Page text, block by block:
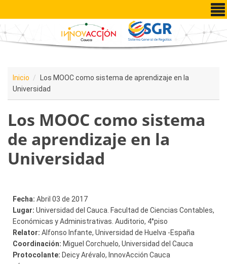
Pasar al contenido principal
Inicio
Los MOOC como sistema de aprendizaje en la
Universidad
Los MOOC como sistema
de aprendizaje en la
Universidad
Fecha: Abril 03 de 2017
Lugar: Universidad del Cauca. Facultad de Ciencias Contables,
Económicas y Administrativas. Auditorio, 4°piso
Relator: Alfonso Infante, Universidad de Huelva -España
Coordinación: Miguel Corchuelo, Universidad del Cauca
Protocolante: Deicy Arévalo, InnovAcción Cauca